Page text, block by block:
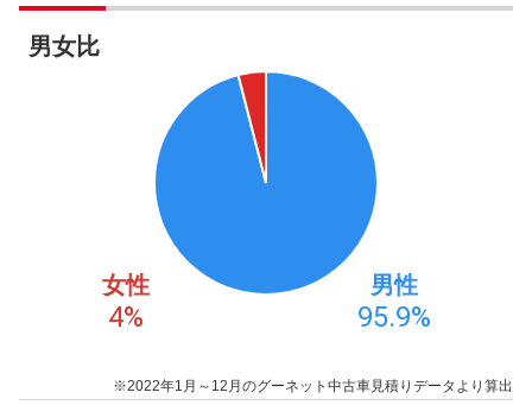
男女比
女性
4%
男性
95.9%
※2022年1月～12月のグーネット中古車見積りデータより算出